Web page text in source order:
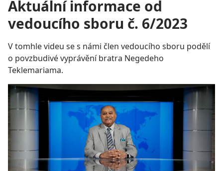
Aktuální informace od
vedoucího sboru č. 6/2023
V tomhle videu se s námi člen vedoucího sboru podělí
o povzbudivé vyprávění bratra Negedeho
Teklemariama.